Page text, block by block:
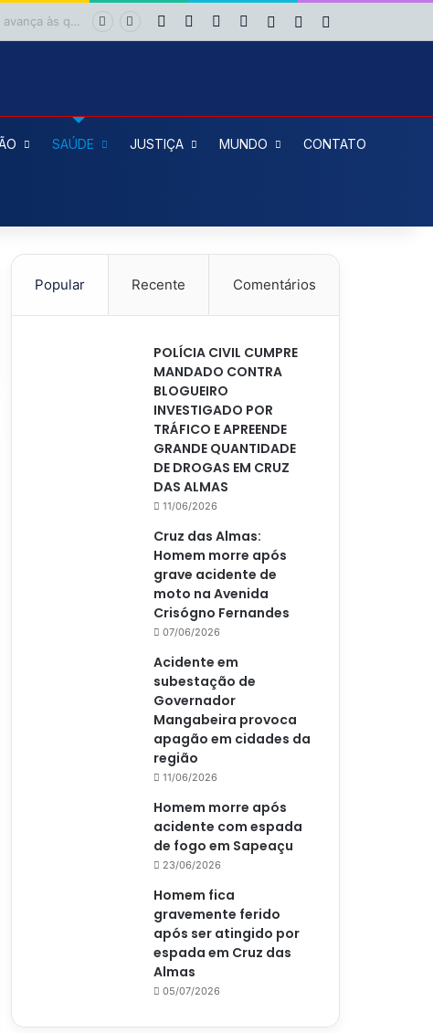
Colisão frontal entre motocicletas deixa feridos no bairro da Suzana, em Cruz das Almas Facebook YouTubeInstagram
Entrar Artigo aleatório
SAÚDE JUSTIÇA MUNDO CONTATO
Popular Recente Comentários
POLÍCIA CIVIL CUMPRE
MANDADO CONTRA
BLOGUEIRO
INVESTIGADO POR
TRÁFICO E APREENDE
GRANDE QUANTIDADE
DE DROGAS EM CRUZ
DAS ALMAS
11/06/2026
Cruz das Almas:
Homem morre após
grave acidente de
moto na Avenida
Crisógno Fernandes
07/06/2026
Acidente em
subestação de
Governador
Mangabeira provoca
apagão em cidades da
região
11/06/2026
Homem morre após
acidente com espada
de fogo em Sapeaçu
23/06/2026
Homem fica
gravemente ferido
após ser atingido por
espada em Cruz das
Almas
05/07/2026